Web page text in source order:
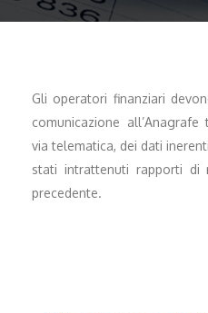
Gli operatori finanziari
comunicazione
via telematica, dei dati
stati intrattenuti rapporti di
precedente.